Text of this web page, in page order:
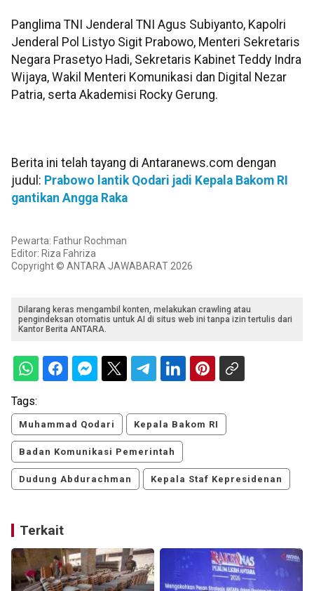
Panglima TNI Jenderal TNI Agus Subiyanto, Kapolri
Jenderal Pol Listyo Sigit Prabowo, Menteri Sekretaris
Negara Prasetyo Hadi, Sekretaris Kabinet Teddy Indra
Wijaya, Wakil Menteri Komunikasi dan Digital Nezar
Patria, serta Akademisi Rocky Gerung.
Berita ini telah tayang di Antaranews.com dengan
judul: Prabowo lantik Qodari jadi Kepala Bakom RI
gantikan Angga Raka
Pewarta: Fathur Rochman
Editor: Riza Fahriza
Copyright © ANTARA JAWABARAT 2026
Dilarang keras mengambil konten, melakukan crawling atau
pengindeksan otomatis untuk AI di situs web ini tanpa izin tertulis dari
Kantor Berita ANTARA.
Tags:
Muhammad Qodari Kepala Bakom RI
Badan Komunikasi Pemerintah
Dudung Abdurachman Kepala Staf Kepresidenan
Terkait